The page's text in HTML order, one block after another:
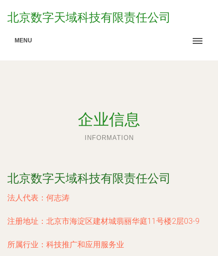
北京数字天域科技有限责任公司
MENU
企业信息
INFORMATION
北京数字天域科技有限责任公司
法人代表： 何志涛
注册地址： 北京市海淀区建材城翡丽华庭11号楼2层03-9
所属行业： 科技推广和应用服务业